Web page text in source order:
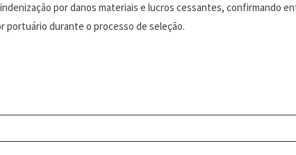
por danos materiais e lucros cessantes, confirmando
portuário durante o processo de seleção.